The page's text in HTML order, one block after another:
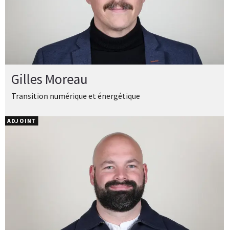
Gilles Moreau
Transition numérique et énergétique
ADJOINT